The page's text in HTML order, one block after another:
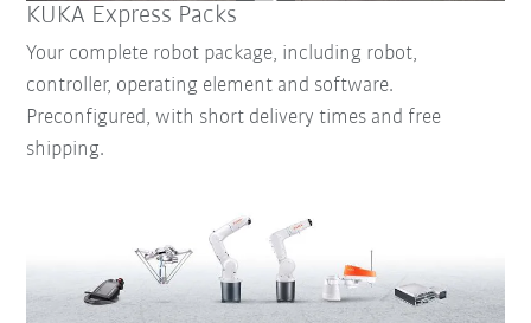
KUKA Express Packs
Your complete robot package, including robot,
controller, operating element and software.
Preconfigured, with short delivery times and free
shipping.